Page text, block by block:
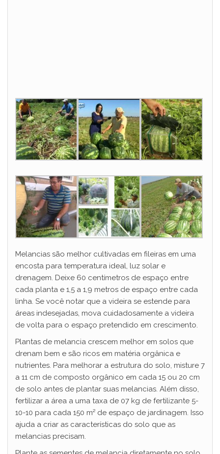
Melancias são melhor cultivadas em fileiras em uma
encosta para temperatura ideal, luz solar e
drenagem. Deixe 60 centímetros de espaço entre
cada planta e 1,5 a 1,9 metros de espaço entre cada
linha. Se você notar que a videira se estende para
áreas indesejadas, mova cuidadosamente a videira
de volta para o espaço pretendido em crescimento.
Plantas de melancia crescem melhor em solos que
drenam bem e são ricos em matéria orgânica e
nutrientes. Para melhorar a estrutura do solo, misture 7
a 11 cm de composto orgânico em cada 15 ou 20 cm
de solo antes de plantar suas melancias. Além disso,
fertilizar a área a uma taxa de 07 kg de fertilizante 5-
10-10 para cada 150 m² de espaço de jardinagem. Isso
ajuda a criar as características do solo que as
melancias precisam.